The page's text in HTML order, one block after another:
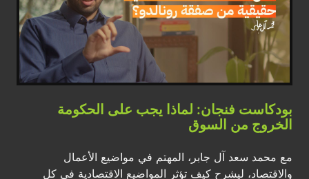
بودكاست فنجان: لماذا يجب على الحكومة
الخروج من السوق
مع محمد سعد آل جابر، المهتم في مواضيع الأعمال
والاقتصاد، ليشرح كيف تؤثر المواضيع الاقتصادية في كل